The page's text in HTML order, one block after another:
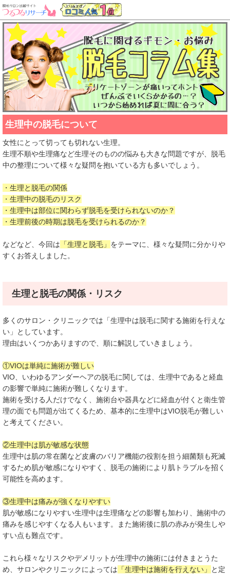
生理中の脱毛について
女性にとって切っても切れない生理。
生理不順や生理痛など生理そのものの悩みも大きな問題ですが、脱毛
中の整理について様々な疑問を抱いている方も多いでしょう。
・生理と脱毛の関係
・生理中の脱毛のリスク
・生理中は部位に関わらず脱毛を受けられないのか？
・生理前後の時期は脱毛を受けられるのか？
などなど、今回は 「生理と脱毛」 をテーマに、様々な疑問に分かりや
すくお答えしました。
生理と脱毛の関係・リスク
多くのサロン・クリニックでは「生理中は脱毛に関する施術を行えな
い」としています。
理由はいくつかありますので、順に解説していきましょう。
①VIOは単純に施術が難しい
VIO、いわゆるアンダーヘアの脱毛に関しては、生理中であると経血
の影響で単純に施術が難しくなります。
施術を受ける人だけでなく、施術台や器具などに経血が付くと衛生管
理の面でも問題が出てくるため、基本的に生理中はVIO脱毛が難しい
と考えてください。
②生理中は肌が敏感な状態
生理中は肌の常在菌など皮膚のバリア機能の役割を担う細菌類も死滅
するため肌が敏感になりやすく、脱毛の施術により肌トラブルを招く
可能性を高めます。
③生理中は痛みが強くなりやすい
肌が敏感になりやすい生理中は生理痛などの影響も加わり、施術中の
痛みを感じやすくなる人もいます。また施術後に肌の赤みが発生しや
すい点も難点です。
これら様々なリスクやデメリットが生理中の施術には付きまとうた
め、サロンやクリニックによっては 「生理中は施術を行えない」
と定